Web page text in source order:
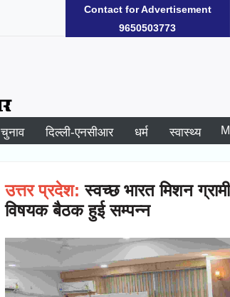
Contact for Advertisement
9650503773
चुनाव दिल्ली-एनसीआर धर्म स्वास्थ्य
स्वास्थ्य मौसम More...
उत्तर प्रदेश:स्वच्छ भारत मिशन
विषयक बैठक हुई सम्पन्न